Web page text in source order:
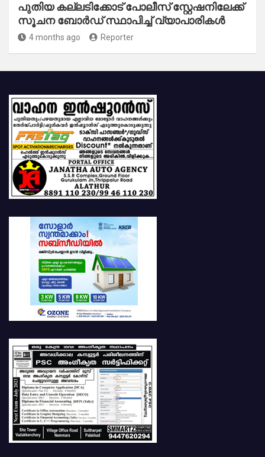
പുതിയ കല്ലടിക്കോട് പോലീസ് സ്റ്റേഷനിലേക്ക്
സൂചന ബോർഡ് സ്ഥാപിച്ച് വ്യാപാരികൾ
4 months ago Reporter